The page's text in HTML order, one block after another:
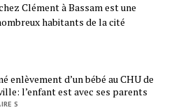
Clément à Bassam est une
habitants de la cité
enlèvement d’un bébé au CHU de
l’enfant est avec ses parents
S